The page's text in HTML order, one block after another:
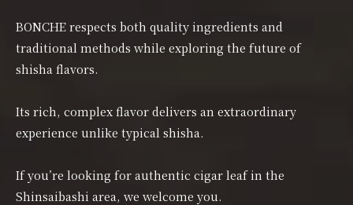
BONCHE respects both quality ingredients and
traditional methods while exploring the future of
shisha flavors.
Its rich, complex flavor delivers an extraordinary
experience unlike typical shisha.
If you’re looking for authentic cigar leaf in the
Shinsaibashi area, we welcome you.